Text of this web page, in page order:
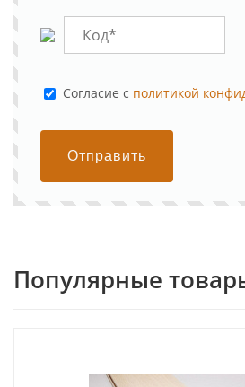
Cогласие с политикой
Отправить
Популярные